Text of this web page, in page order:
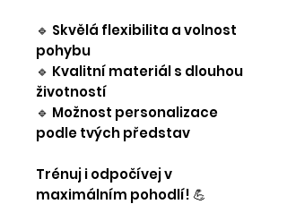
🔹 Skvělá flexibilita a volnost
pohybu
🔹 Kvalitní materiál s dlouhou
životností
🔹 Možnost personalizace
podle tvých představ
Trénuj i odpočívej v
maximálním pohodlí! 💪